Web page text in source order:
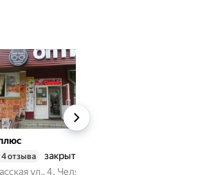
4,3 из 5
4 отзыва
закрыто до 10:00
ул., 4, Челябинск